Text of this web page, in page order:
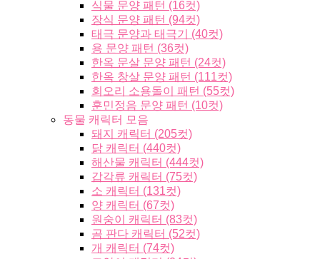
식물 문양 패턴 (16컷)
장식 문양 패턴 (94컷)
태극 문양과 태극기 (40컷)
용 문양 패턴 (36컷)
한옥 문살 문양 패턴 (24컷)
한옥 창살 문양 패턴 (111컷)
회오리 소용돌이 패턴 (55컷)
훈민정음 문양 패턴 (10컷)
동물 캐릭터 모음
돼지 캐릭터 (205컷)
닭 캐릭터 (440컷)
해산물 캐릭터 (444컷)
갑각류 캐릭터 (75컷)
소 캐릭터 (131컷)
양 캐릭터 (67컷)
원숭이 캐릭터 (83컷)
곰 판다 캐릭터 (52컷)
개 캐릭터 (74컷)